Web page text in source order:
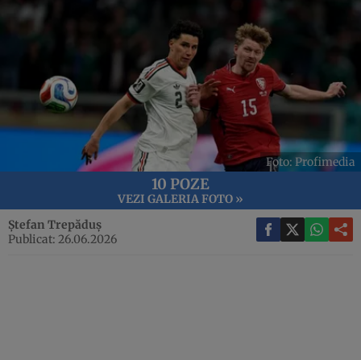
Foto: Profimedia
10 POZE
VEZI GALERIA FOTO »
Ștefan Trepăduș
Publicat: 26.06.2026